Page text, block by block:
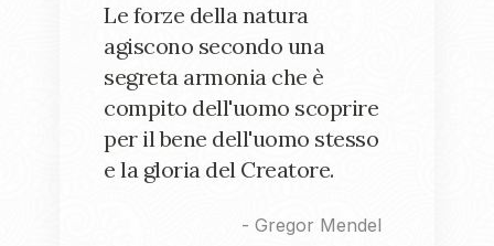
Le forze della natura
agiscono secondo una
segreta armonia che è
compito dell'uomo scoprire
per il bene dell'uomo stesso
e la gloria del Creatore.
- Gregor Mendel